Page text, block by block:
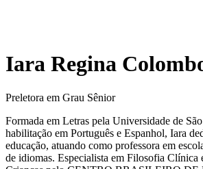
Iara Regina
Preletora em Grau Sênior
Formada em Letras pela Universidade de
habilitação em Português e Espanhol, Iara
educação, atuando como professora em
de idiomas. Especialista em Filosofia Clínica